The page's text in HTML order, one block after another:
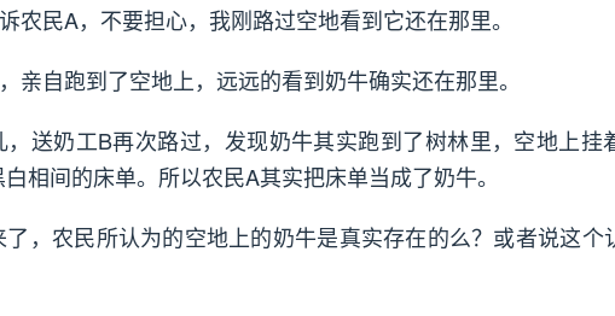
农民A，不要担心，我刚路过空地看到它还在那里。
亲自跑到了空地上，远远的看到奶牛确实还在那里。
，送奶工B再次路过，发现奶牛其实跑到了树林里，空地上挂
相间的床单。所以农民A其实把床单当成了奶牛。
了，农民所认为的空地上的奶牛是真实存在的么？或者说这个